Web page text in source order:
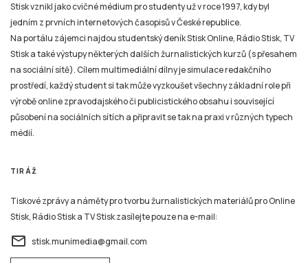
Stisk vznikl jako cvičné médium pro studenty už v roce 1997, kdy byl
jedním z prvních internetových časopisů v České republice.
Na portálu zájemci najdou studentský deník Stisk Online, Rádio Stisk, TV
Stisk a také výstupy některých dalších žurnalistických kurzů (s přesahem
na sociální sítě). Cílem multimediální dílny je simulace redakčního
prostředí, každý student si tak může vyzkoušet všechny základní role při
výrobě online zpravodajského či publicistického obsahu i související
působení na sociálních sítích a připravit se tak na praxi v různých typech
médií.
TIRÁŽ
Tiskové zprávy a náměty pro tvorbu žurnalistických materiálů pro Online
Stisk, Rádio Stisk a TV Stisk zasílejte pouze na e-mail:
email stisk.munimedia@gmail.com